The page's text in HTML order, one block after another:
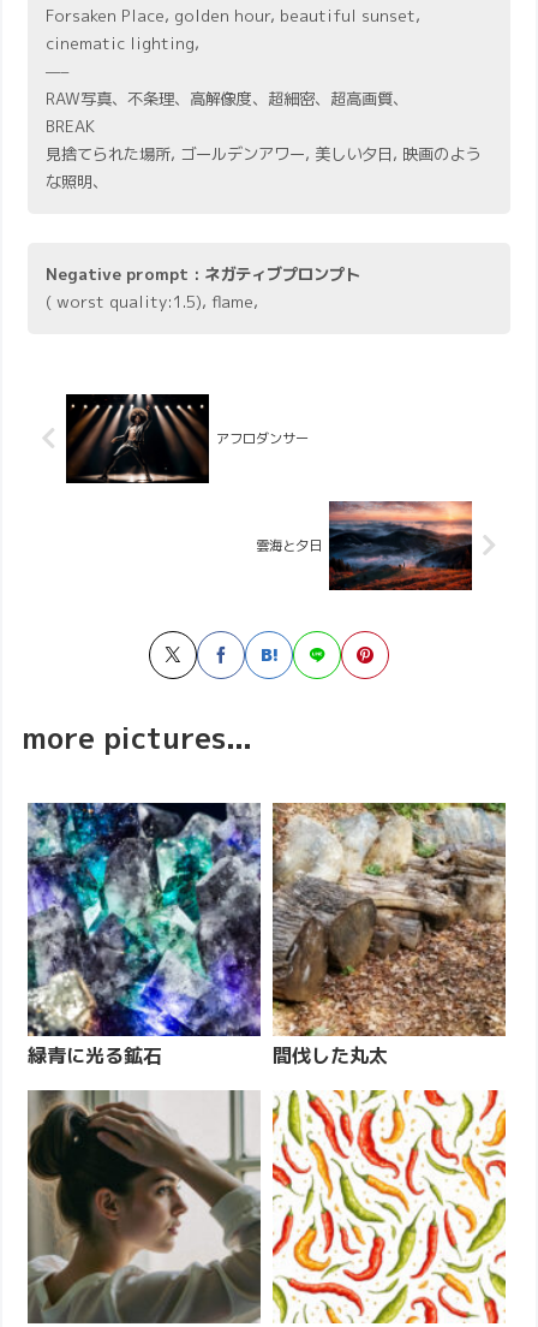
Forsaken Place, golden hour, beautiful sunset,
cinematic lighting,
—–
RAW写真、不条理、高解像度、超細密、超高画質、
BREAK
見捨てられた場所, ゴールデンアワー, 美しい夕日, 映画のよう
な照明、
Negative prompt : ネガティブプロンプト
( worst quality:1.5), flame,
アフロダンサー
雲海と夕日
more pictures...
緑青に光る鉱石 間伐した丸太